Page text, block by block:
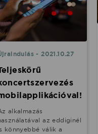
- 2021.10.27
alkalmazás
az eddiginél
könnyebbé válik a